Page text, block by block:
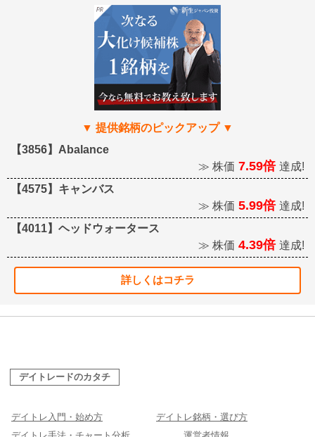
【3856】Abalance
≫ 株価 7.59倍 達成!
【4575】キャンバス
≫ 株価 5.99倍 達成!
【4011】ヘッドウォータース
≫ 株価 4.39倍 達成!
詳しくはコチラ
デイトレードのカタチ
デイトレ入門・始め方
デイトレ銘柄・選び方